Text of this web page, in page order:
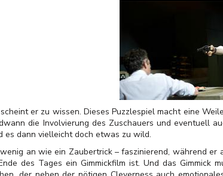
er zu wissen. Dieses Puzzlespiel macht eine
die Involvierung des Zuschauers und eventuell
es dann vielleicht doch etwas zu wild.
an wie ein Zaubertrick – faszinierend, während
des Tages ein Gimmickfilm ist. Und das